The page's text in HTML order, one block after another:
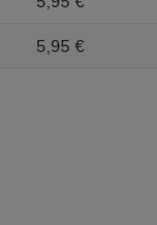
5, 95 €